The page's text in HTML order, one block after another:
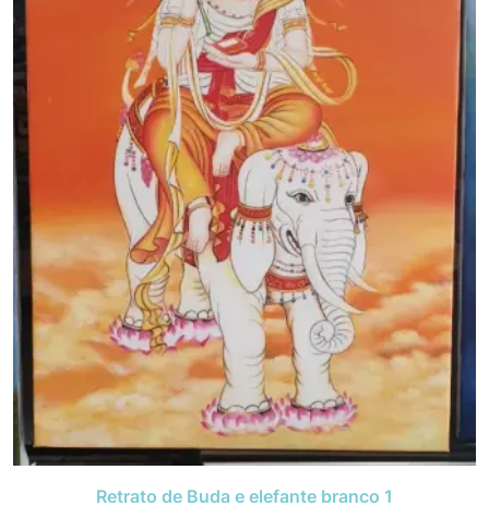
Retrato de Buda e elefante branco 1